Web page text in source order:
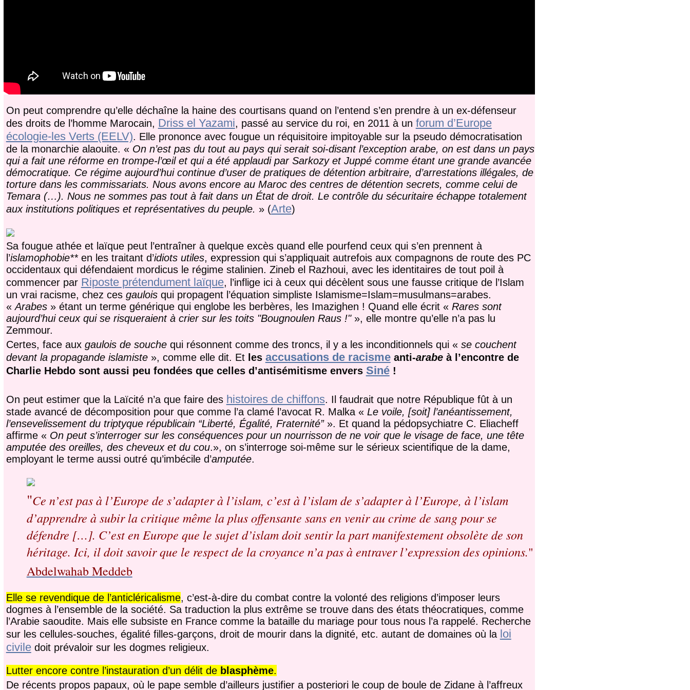
On peut comprendre qu’elle déchaîne la haine des courtisans quand on l’entend s’en prendre à un ex-défenseur
des droits de l’homme Marocain, Driss el Yazami, passé au service du roi, en 2011 à un forum d’Europe
écologie-les Verts (EELV). Elle prononce avec fougue un réquisitoire impitoyable sur la pseudo démocratisation
de la monarchie alaouite. « On n’est pas du tout au pays qui serait soi-disant l’exception arabe, on est dans un pays
qui a fait une réforme en trompe-l’œil et qui a été applaudi par Sarkozy et Juppé comme étant une grande avancée
démocratique. Ce régime aujourd’hui continue d’user de pratiques de détention arbitraire, d’arrestations illégales, de
torture dans les commissariats. Nous avons encore au Maroc des centres de détention secrets, comme celui de
Temara (…). Nous ne sommes pas tout à fait dans un État de droit. Le contrôle du sécuritaire échappe totalement
aux institutions politiques et représentatives du peuple. » (Arte)
Sa fougue athée et laïque peut l’entraîner à quelque excès quand elle pourfend ceux qui s’en prennent à
l’islamophobie**en les traitant d’idiots utiles, expression qui s’appliquait autrefois aux compagnons de route des PC
occidentaux qui défendaient mordicus le régime stalinien. Zineb el Razhoui, avec les identitaires de tout poil à
commencer par Riposte prétendument laïque, l’inflige ici à ceux qui décèlent sous une fausse critique de l’Islam
un vrai racisme, chez ces gauloisqui propagent l’équation simpliste Islamisme=Islam=musulmans=arabes.
«Arabes» étant un terme générique qui englobe les berbères, les Imazighen ! Quand elle écrit « Rares sont
aujourd’hui ceux qui se risqueraient à crier sur les toits "Bougnoulen Raus !"», elle montre qu’elle n’a pas lu
Zemmour.
Certes, face aux gaulois de souchequi résonnent comme des troncs, il y a les inconditionnels qui « se couchent
devant la propagande islamiste», comme elle dit. Et les accusations de racismeanti-arabeà l’encontre de
Charlie Hebdo sont aussi peu fondées que celles d’antisémitisme envers Siné!
On peut estimer que la Laïcité n’a que faire des histoires de chiffons. Il faudrait que notre République fût à un
stade avancé de décomposition pour que comme l’a clamé l’avocat R. Malka « Le voile, [soit] l’anéantissement,
l’ensevelissement du triptyque républicain “Liberté, Égalité, Fraternité” ». Et quand la pédopsychiatre C. Eliacheff
affirme « On peut s’interroger sur les conséquences pour un nourrisson de ne voir que le visage de face, une tête
amputée des oreilles, des cheveux et du cou.», on s’interroge soi-même sur le sérieux scientifique de la dame,
employant le terme aussi outré qu’imbécile d’amputée.
"Ce n’est pas à l’Europe de s’adapter à l’islam, c’est à l’islam de s’adapter à l’Europe, à l’islam
d’apprendre à subir la critique même la plus offensante sans en venir au crime de sang pour se
défendre […]. C’est en Europe que le sujet d’islam doit sentir la part manifestement obsolète de son
héritage. Ici, il doit savoir que le respect de la croyance n’a pas à entraver l’expression des opinions."
Abdelwahab Meddeb
Elle se revendique de l’anticléricalisme, c’est-à-dire du combat contre la volonté des religions d’imposer leurs
dogmes à l’ensemble de la société. Sa traduction la plus extrême se trouve dans des états théocratiques, comme
l’Arabie saoudite. Mais elle subsiste en France comme la bataille du mariage pour tous nous l’a rappelé. Recherche
sur les cellules-souches, égalité filles-garçons, droit de mourir dans la dignité, etc. autant de domaines où la loi
civiledoit prévaloir sur les dogmes religieux.
Lutter encore contre l’instauration d’un délit de blasphème.
De récents propos papaux, où le pape semble d’ailleurs justifier a posteriori le coup de boule de Zidane à l’affreux